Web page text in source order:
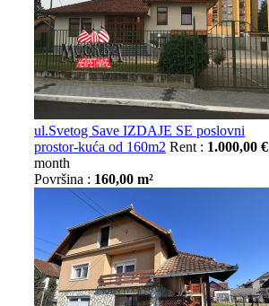
ul.Svetog Save IZDAJE SE poslovni
prostor-kuća od 160m2 Rent : 1.000,00 €
month
Površina : 160,00 m²